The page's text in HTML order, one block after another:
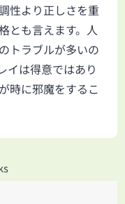
性より正しさを重
とも言えます。人
トラブルが多いの
イは得意ではあり
時に邪魔をするこ